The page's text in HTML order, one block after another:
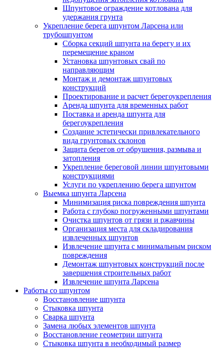
Шпунтовое ограждение котлована для
удержания грунта
Укрепление берега шпунтом Ларсена или
трубошпунтом
Сборка секций шпунта на берегу и их
перемещение краном
Установка шпунтовых свай по
направляющим
Монтаж и демонтаж шпунтовых
конструкций
Проектирование и расчет берегоукрепления
Аренда шпунта для временных работ
Поставка и аренда шпунта для
берегоукрепления
Создание эстетически привлекательного
вида грунтовых склонов
Защита берегов от обрушения, размыва и
затопления
Укрепление береговой линии шпунтовыми
конструкциями
Услуги по укреплению берега шпунтом
Выемка шпунта Ларсена
Минимизация риска повреждения шпунта
Работа с глубоко погруженными шпунтами
Очистка шпунтов от грязи и ржавчины
Организация места для складирования
извлеченных шпунтов
Извлечение шпунта с минимальным риском
повреждения
Демонтаж шпунтовых конструкций после
завершения строительных работ
Извлечение шпунта Ларсена
Работы со шпунтом
Восстановление шпунта
Стыковка шпунта
Сварка шпунта
Замена любых элементов шпунта
Восстановление геометрии шпунта
Стыковка шпунта в необходимый размер